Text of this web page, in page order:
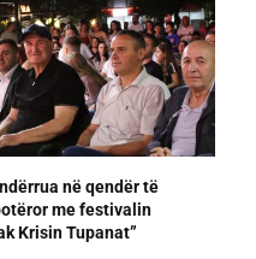
në qendër të
me festivalin
Krisin Tupanat”